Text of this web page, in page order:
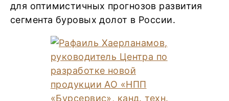
для оптимистичных прогнозов развития
сегмента буровых долот в России.